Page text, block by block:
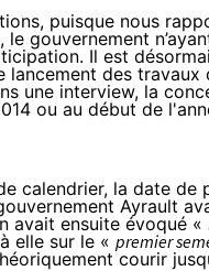
puisque nous
, le gouvernement
Il est
des travaux
une interview, la
ou au début de
calendrier, la date
Ayrault
avait ensuite évoqué «
elle sur le « premier
courir